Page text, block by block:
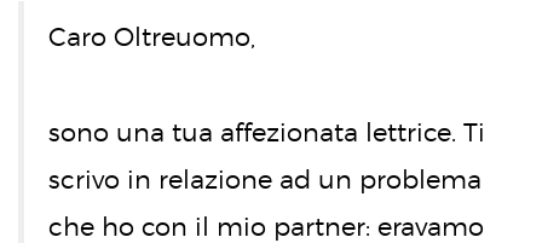
Caro Oltreuomo,
sono una tua affezionata lettrice. Ti
scrivo in relazione ad un problema
che ho con il mio partner: eravamo